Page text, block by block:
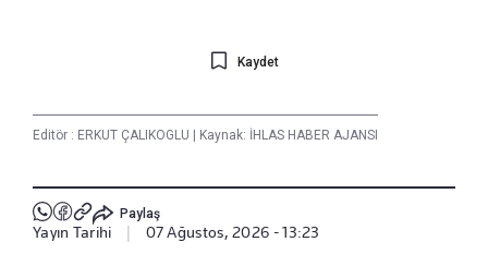
Kaydet
Editör : ERKUT ÇALIKOGLU Kaynak: İHLAS HABER AJANSI
Paylaş
Yayın Tarihi 07 Ağustos, 2026 - 13:23